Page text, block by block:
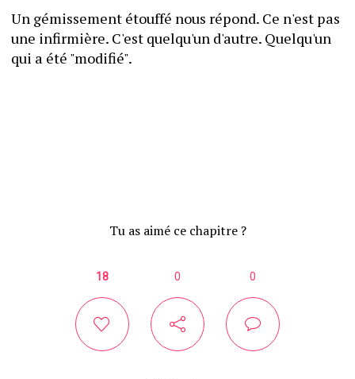
Un gémissement étouffé nous répond. Ce n'est pas
une infirmière. C'est quelqu'un d'autre. Quelqu'un
qui a été "modifié".
Tu as aimé ce chapitre ?
18 0 0